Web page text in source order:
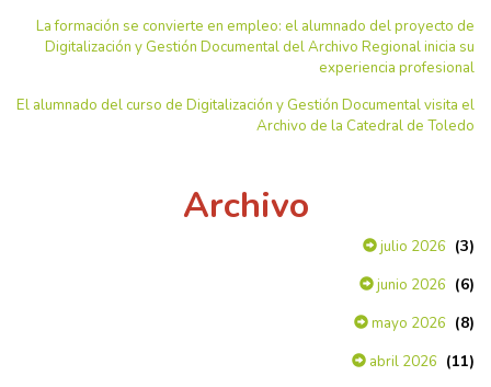
La formación se convierte en empleo: el alumnado del proyecto de
Digitalización y Gestión Documental del Archivo Regional inicia su
experiencia profesional
El alumnado del curso de Digitalización y Gestión Documental visita el
Archivo de la Catedral de Toledo
Archivo
julio 2026 (3)
junio 2026 (6)
mayo 2026 (8)
abril 2026 (11)